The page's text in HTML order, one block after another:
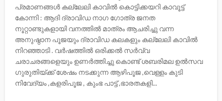
പ്രമാണങ്ങള്‍ കല്ലേലി കാവില്‍ കൊട്ടിക്കയറി കാവൂട്ട്
കോന്നി : ആദി ദ്രാവിഡ നാഗ ഗോത്ര ജനത
നൂറ്റാണ്ടുകളായി വനത്തില്‍ മാത്രം ആചരിച്ചു വന്ന
അനുഷ്ഠാന പൂജയും ദ്രാവിഡ കലകളും കല്ലേലി കാവില്‍
നിറഞ്ഞാടി . വര്‍ഷത്തില്‍ ഒരിക്കല്‍ സര്‍വ്വ
ചരാചരങ്ങളെയും ഉണര്‍ത്തിച്ചു കൊണ്ട് ശബരിമല ഉല്‍സവ
ഗുരുതിയ്ക്ക് ശേഷം നടക്കുന്ന ആഴിപൂജ ,വെള്ളം കുടി
നിവേദ്യം ,കളരിപൂജ , കുംഭ പാട്ട് ,ഭാരതകളി...